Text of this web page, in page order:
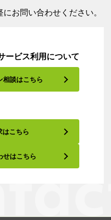
お問い合わせください。
ービス利用について
相談はこちら
はこちら
せはこちら